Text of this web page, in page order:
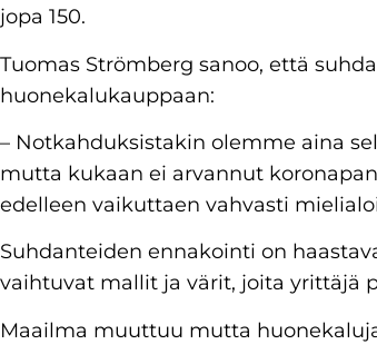
jopa 150.
Tuomas Strömberg sanoo, että
huonekalukauppaan:
– Notkahduksistakin olemme aina
mutta kukaan ei arvannut
edelleen vaikuttaen vahvasti
Suhdanteiden ennakointi on
vaihtuvat mallit ja värit, joita yrittäjä
Maailma muuttuu mutta